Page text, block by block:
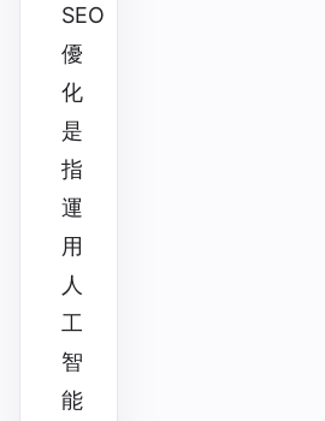
SEO
優
化
是
指
運
用
人
工
智
能